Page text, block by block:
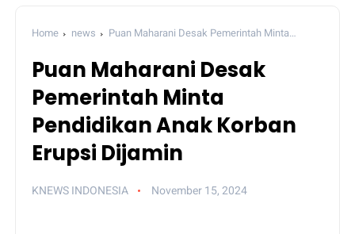
Home news
Puan Maharani Desak Pemerintah Minta
Puan Maharani Desak
Pemerintah Minta
Pendidikan Anak Korban
Erupsi Dijamin
KNEWS INDONESIA November 15, 2024